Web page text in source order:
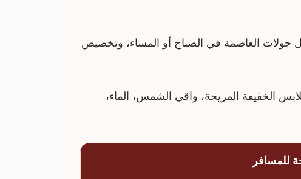
جولات العاصمة في الصباح أو المساء، وتخصيص
الخفيفة المريحة، واقي الشمس، الماء،
للمسافر